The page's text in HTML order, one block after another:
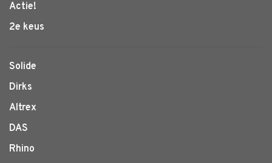
Actie!
2e keus
Solide
Dirks
Altrex
DAS
Rhino